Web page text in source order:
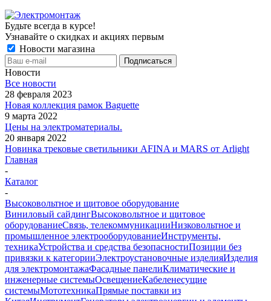
Будьте всегда в курсе!
Узнавайте о скидках и акциях первым
Новости магазина
Новости
Все новости
28 февраля 2023
Новая коллекция рамок Baguette
9 марта 2022
Цены на электроматериалы.
20 января 2022
Новинка трековые светильники AFINA и MARS от Arlight
Главная
-
Каталог
-
Высоковольтное и щитовое оборудование
Виниловый сайдингВысоковольтное и щитовое
оборудованиеСвязь, телекоммуникацииНизковольтное и
промышленное электрооборудованиеИнструменты,
техникаУстройства и средства безопасностиПозиции без
привязки к категорииЭлектроустановочные изделияИзделия
для электромонтажаФасадные панелиКлиматические и
инженерные системыОсвещениеКабеленесущие
системыМототехникаПрямые поставки из